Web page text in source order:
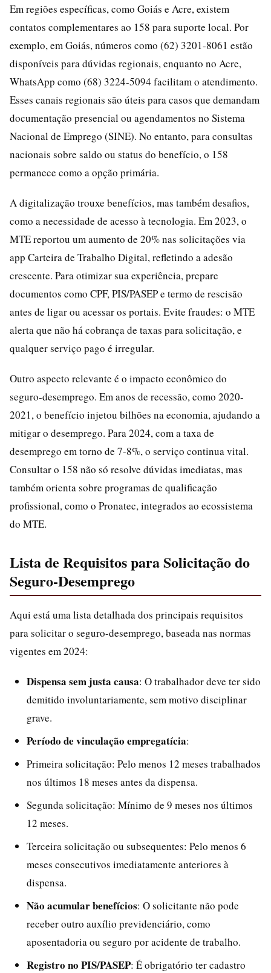
Em regiões específicas, como Goiás e Acre, existem
contatos complementares ao 158 para suporte local. Por
exemplo, em Goiás, números como (62) 3201-8061 estão
disponíveis para dúvidas regionais, enquanto no Acre,
WhatsApp como (68) 3224-5094 facilitam o atendimento.
Esses canais regionais são úteis para casos que demandam
documentação presencial ou agendamentos no Sistema
Nacional de Emprego (SINE). No entanto, para consultas
nacionais sobre saldo ou status do benefício, o 158
permanece como a opção primária.
A digitalização trouxe benefícios, mas também desafios,
como a necessidade de acesso à tecnologia. Em 2023, o
MTE reportou um aumento de 20% nas solicitações via
app Carteira de Trabalho Digital, refletindo a adesão
crescente. Para otimizar sua experiência, prepare
documentos como CPF, PIS/PASEP e termo de rescisão
antes de ligar ou acessar os portais. Evite fraudes: o MTE
alerta que não há cobrança de taxas para solicitação, e
qualquer serviço pago é irregular.
Outro aspecto relevante é o impacto econômico do
seguro-desemprego. Em anos de recessão, como 2020-
2021, o benefício injetou bilhões na economia, ajudando a
mitigar o desemprego. Para 2024, com a taxa de
desemprego em torno de 7-8%, o serviço continua vital.
Consultar o 158 não só resolve dúvidas imediatas, mas
também orienta sobre programas de qualificação
profissional, como o Pronatec, integrados ao ecossistema
do MTE.
Lista de Requisitos para Solicitação do
Seguro-Desemprego
Aqui está uma lista detalhada dos principais requisitos
para solicitar o seguro-desemprego, baseada nas normas
vigentes em 2024:
Dispensa sem justa causa: O trabalhador deve ter sido
demitido involuntariamente, sem motivo disciplinar
grave.
Período de vinculação empregatícia:
Primeira solicitação: Pelo menos 12 meses trabalhados
nos últimos 18 meses antes da dispensa.
Segunda solicitação: Mínimo de 9 meses nos últimos
12 meses.
Terceira solicitação ou subsequentes: Pelo menos 6
meses consecutivos imediatamente anteriores à
dispensa.
Não acumular benefícios: O solicitante não pode
receber outro auxílio previdenciário, como
aposentadoria ou seguro por acidente de trabalho.
Registro no PIS/PASEP: É obrigatório ter cadastro